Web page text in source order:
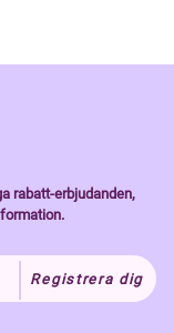
rabatt-erbjudanden,
Registrera dig